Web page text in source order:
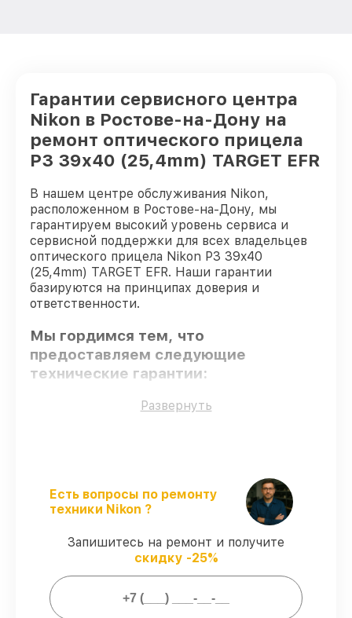
Гарантии сервисного центра
Nikon в Ростове-на-Дону на
ремонт оптического прицела
P3 39x40 (25,4mm) TARGET EFR
В нашем центре обслуживания Nikon,
расположенном в Ростове-на-Дону, мы
гарантируем высокий уровень сервиса и
сервисной поддержки для всех владельцев
оптического прицела Nikon P3 39x40
(25,4mm) TARGET EFR. Наши гарантии
базируются на принципах доверия и
ответственности.
Мы гордимся тем, что
предоставляем следующие
технические гарантии:
– мастера проходят
строгий отбор и регулярное обучение.
Соблюдение сроков обслуживания
гарантируем завершение работ без
задержек.
Гарантийное обслуживание
предоставляем официальное
гарантийное сопровождение после
восстановления.
Развернуть
Есть вопросы по ремонту
техники Nikon ?
Запишитесь на ремонт и получите
скидку -25%